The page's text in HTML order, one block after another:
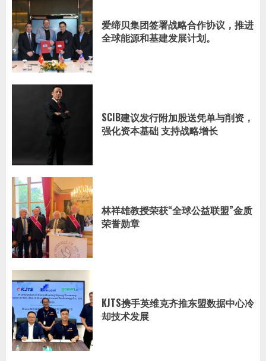
爱缔贝集团签署战略合作协议，推进
全球能源和基建发展计划。
SCIB建议发行附加股送凭单与削资，
强化资本基础 支持战略增长
林祥雄教授荣获“全球公益联盟”金质
荣誉勋章
KJTS携手英维克齐推东盟数据中心冷
却技术发展